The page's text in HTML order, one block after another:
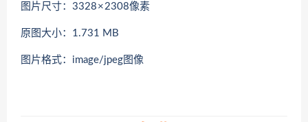
图片尺寸：3328 × 2308像素
原图大小：1.731 MB
图片格式：image/jpeg图像